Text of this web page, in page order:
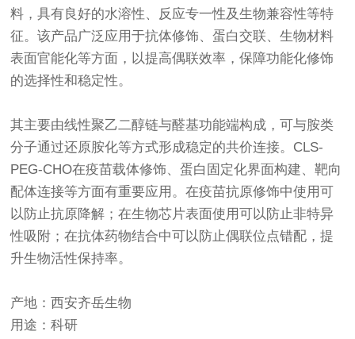
料，具有良好的水溶性、反应专一性及生物兼容性等特
征。该产品广泛应用于抗体修饰、蛋白交联、生物材料
表面官能化等方面，以提高偶联效率，保障功能化修饰
的选择性和稳定性。
其主要由线性聚乙二醇链与醛基功能端构成，可与胺类
分子通过还原胺化等方式形成稳定的共价连接。CLS-
PEG-CHO在疫苗载体修饰、蛋白固定化界面构建、靶向
配体连接等方面有重要应用。在疫苗抗原修饰中使用可
以防止抗原降解；在生物芯片表面使用可以防止非特异
性吸附；在抗体药物结合中可以防止偶联位点错配，提
升生物活性保持率。
产地：西安齐岳生物
用途：科研